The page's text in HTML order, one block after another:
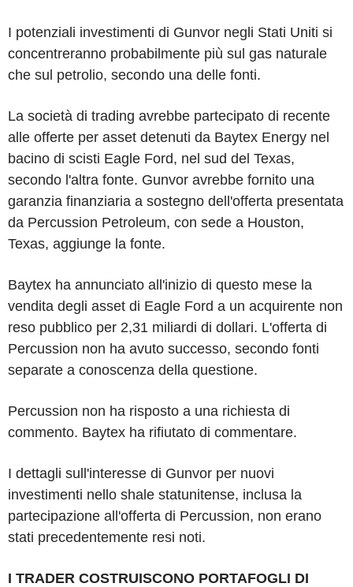
I potenziali investimenti di Gunvor negli Stati Uniti si
concentreranno probabilmente più sul gas naturale
che sul petrolio, secondo una delle fonti.
La società di trading avrebbe partecipato di recente
alle offerte per asset detenuti da Baytex Energy nel
bacino di scisti Eagle Ford, nel sud del Texas,
secondo l'altra fonte. Gunvor avrebbe fornito una
garanzia finanziaria a sostegno dell'offerta presentata
da Percussion Petroleum, con sede a Houston,
Texas, aggiunge la fonte.
Baytex ha annunciato all'inizio di questo mese la
vendita degli asset di Eagle Ford a un acquirente non
reso pubblico per 2,31 miliardi di dollari. L'offerta di
Percussion non ha avuto successo, secondo fonti
separate a conoscenza della questione.
Percussion non ha risposto a una richiesta di
commento. Baytex ha rifiutato di commentare.
I dettagli sull'interesse di Gunvor per nuovi
investimenti nello shale statunitense, inclusa la
partecipazione all'offerta di Percussion, non erano
stati precedentemente resi noti.
I TRADER COSTRUISCONO PORTAFOGLI DI